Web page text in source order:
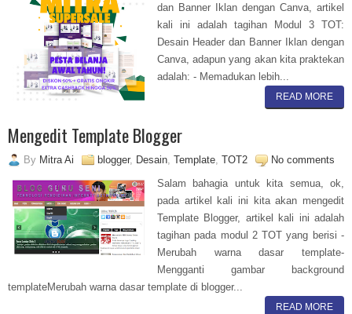
dan Banner Iklan dengan Canva, artikel
kali ini adalah tagihan Modul 3 TOT:
Desain Header dan Banner Iklan dengan
Canva, adapun yang akan kita praktekan
adalah: - Memadukan lebih...
READ MORE
Mengedit Template Blogger
By Mitra Ai blogger, Desain Template TOT2
No comments
Salam bahagia untuk kita semua, ok,
pada artikel kali ini kita akan mengedit
Template Blogger, artikel kali ini adalah
tagihan pada modul 2 TOT yang berisi -
Merubah warna dasar template-
Mengganti gambar background
templateMerubah warna dasar template di blogger...
READ MORE